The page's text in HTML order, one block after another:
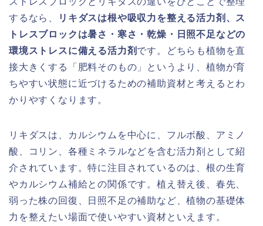
するなら、
リキダスは根や吸収力を整える活力剤、ス
トレスブロックは暑さ・寒さ・乾燥・日照不足などの
環境ストレスに備える活力剤 です。どちらも植物を直
接大きくする「肥料そのもの」というより、植物が育
ちやすい状態に近づけるための補助資材と考えるとわ
かりやすくなります。
リキダスは、カルシウムを中心に、フルボ酸、アミノ
酸、コリン、各種ミネラルなどを含む活力剤として紹
介されています。特に注目されているのは、根の生育
やカルシウム補給との関係です。植え替え後、春先、
弱った株の回復、日照不足の補助など、植物の基礎体
力を整えたい場面で使いやすい資材といえます。